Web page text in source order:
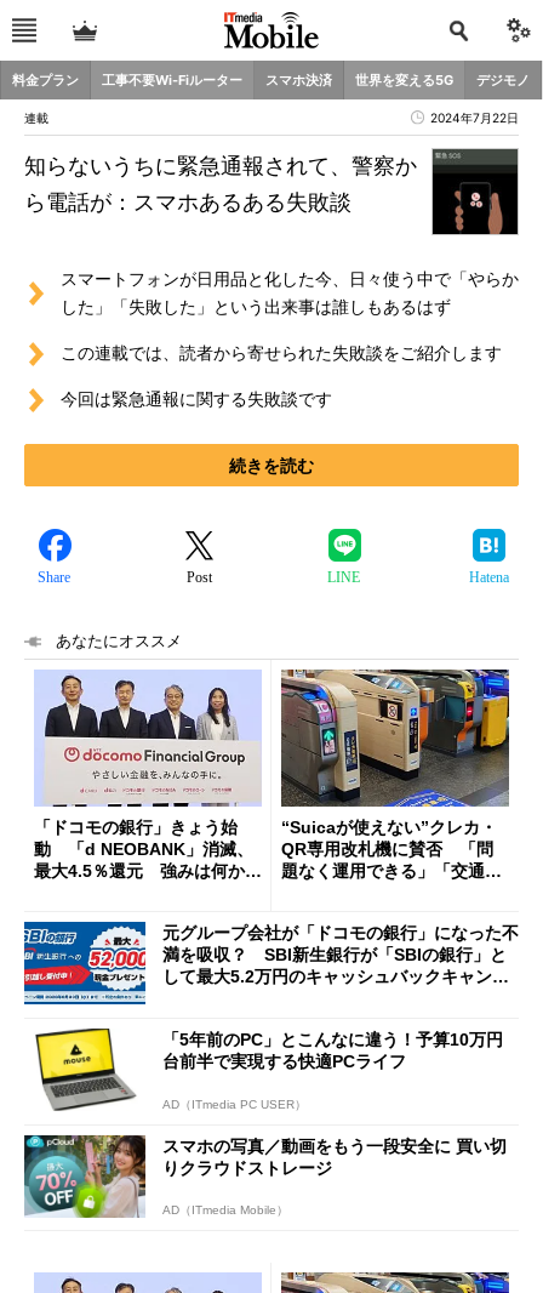
料金プラン 工事不要Wi-Fiルーター スマホ決済 世界を変える5G デジモノ
連載 2024年7月22日
知らないうちに緊急通報されて、警察か
ら電話が：スマホあるある失敗談
スマートフォンが日用品と化した今、日々使う中で「やらか
した」「失敗した」という出来事は誰しもあるはず
この連載では、読者から寄せられた失敗談をご紹介します
今回は緊急通報に関する失敗談です
続きを読む
Share Post LINE Hatena
あなたにオススメ
「ドコモの銀行」きょう始
動 「d NEOBANK」消滅、
最大4.5％還元 強みは何か解
“Suicaが使えない”クレカ・
QR専用改札機に賛否 「問
題なく運用できる」「交通系I
元グループ会社が「ドコモの銀行」になった不
満を吸収？ SBI新生銀行が「SBIの銀行」と
して最大5.2万円のキャッシュバックキャンペ
「5年前のPC」とこんなに違う！予算10万円
台前半で実現する快適PCライフ
AD（ITmedia PC USER）
スマホの写真／動画をもう一段安全に 買い切
りクラウドストレージ
AD（ITmedia Mobile）